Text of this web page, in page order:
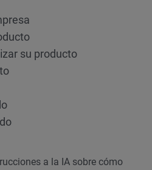
su producto
a la IA sobre cómo